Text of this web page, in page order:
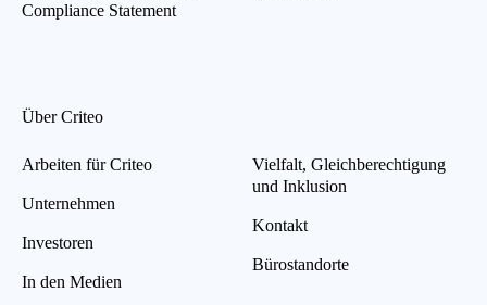
Compliance Statement
Über Criteo
Arbeiten für Criteo
Unternehmen
Investoren
In den Medien
Vielfalt, Gleichberechtigung
und Inklusion
Kontakt
Bürostandorte